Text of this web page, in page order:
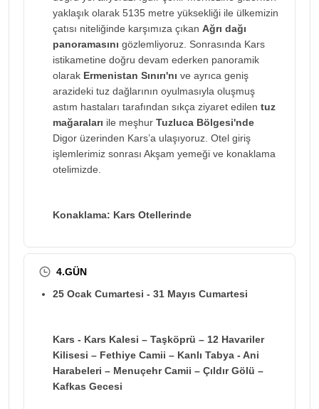
yaklaşık olarak 5135 metre yüksekliği ile ülkemizin
çatısı niteliğinde karşımıza çıkan Ağrı dağı
panoramasını gözlemliyoruz. Sonrasında Kars
istikametine doğru devam ederken panoramik
olarak Ermenistan Sınırı'nı ve ayrıca geniş
arazideki tuz dağlarının oyulmasıyla oluşmuş
astım hastaları tarafından sıkça ziyaret edilen tuz
mağaraları ile meşhur Tuzluca Bölgesi'nde
Digor üzerinden Kars’a ulaşıyoruz. Otel giriş
işlemlerimiz sonrası Akşam yemeği ve konaklama
otelimizde.
Konaklama: Kars Otellerinde
4.GÜN
25 Ocak Cumartesi - 31 Mayıs Cumartesi
Kars - Kars Kalesi – Taşköprü – 12 Havariler
Kilisesi – Fethiye Camii – Kanlı Tabya - Ani
Harabeleri – Menuçehr Camii – Çıldır Gölü –
Kafkas Gecesi